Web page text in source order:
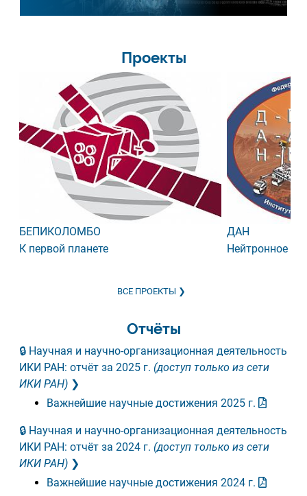
Проекты
БЕПИКОЛОМБО
К первой планете
ДАН
Нейтронное
ВСЕ ПРОЕКТЫ
Отчёты
Научная и научно-организационная деятельность
ИКИ РАН: отчёт за 2025 г. (доступ только из сети
ИКИ РАН)
Важнейшие научные достижения 2025 г.
Научная и научно-организационная деятельность
ИКИ РАН: отчёт за 2024 г. (доступ только из сети
ИКИ РАН)
Важнейшие научные достижения 2024 г.